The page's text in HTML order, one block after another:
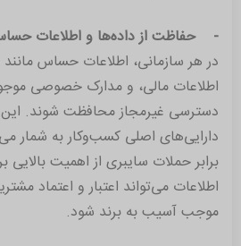
- حفاظت از داده‌ها و اطلاعات
در هر سازمانی، اطلاعات حساس مانند
اطلاعات مالی، و مدارک خصوصی
دسترسی غیرمجاز محافظت شوند. این
دارایی‌های اصلی کسب‌وکار به شمار
برابر حملات سایبری از اهمیت
اطلاعات می‌تواند اعتبار و اعتماد
موجب آسیب به برند شود.